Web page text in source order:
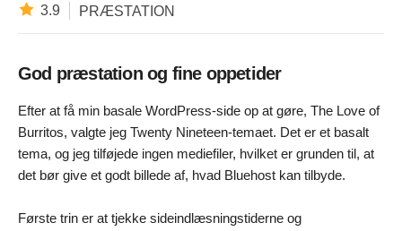
3.9 PRÆSTATION
God præstation og fine oppetider
Efter at få min basale WordPress-side op at gøre, The Love of
Burritos, valgte jeg Twenty Nineteen-temaet. Det er et basalt
tema, og jeg tilføjede ingen mediefiler, hvilket er grunden til, at
det bør give et godt billede af, hvad Bluehost kan tilbyde.
Første trin er at tjekke sideindlæsningstiderne og